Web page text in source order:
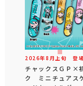
2026年8 月 上旬 登
チャックスＧＰ×
ク ミニチュアス